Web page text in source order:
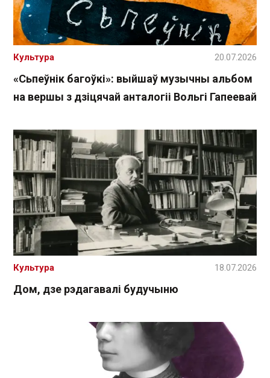
«Сьпеўнік багоўкі»: выйшаў музычны альбом
на вершы з дзіцячай анталогіі Вольгі Гапеевай
Культура 20.07.2026
Дом, дзе рэдагавалі будучыню
Культура 18.07.2026